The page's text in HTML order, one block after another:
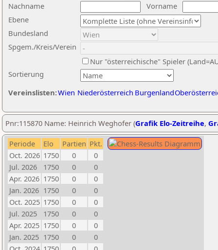
Nachname
Vorname
Ebene
Sortierung
Bundesland
Spgem./Kreis/Verein
Nur "österreichische" Spieler
Vereinslisten:Wien Niederösterreich Burgenland
Pnr:115870 Name: Heinrich Weghofer (Grafik Elo-Zeitreihe,
Periode Elo Partien Pkt.
Oct. 2026 1750 0
0
Jul. 2026
1750 0
0
Apr. 2026 1750 0
0
Jan. 2026 1750 0
0
Oct. 2025 1750 0
0
Jul. 2025
1750 0
0
Apr. 2025 1750 0
0
Jan. 2025 1750 0
0